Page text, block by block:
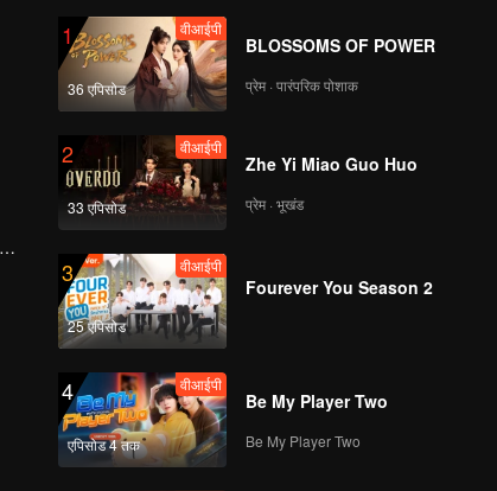
1
36 एपिसोड
वीआईपी
BLOSSOMS OF POWER
प्रेम · पारंपरिक पोशाक
2
33 एपिसोड
वीआईपी
Zhe Yi Miao Guo Huo
प्रेम · भूखंड
3
25 एपिसोड
वीआईपी
Fourever You Season 2
4
एपिसोड 4 तक
वीआईपी
Be My Player Two
Be My Player Two